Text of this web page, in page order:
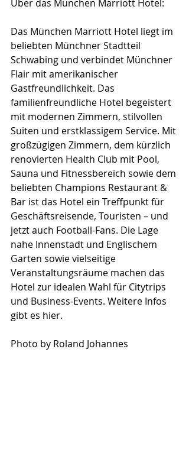
Über das München Marriott Hotel:
Das München Marriott Hotel liegt im
beliebten Münchner Stadtteil
Schwabing und verbindet Münchner
Flair mit amerikanischer
Gastfreundlichkeit. Das
familienfreundliche Hotel begeistert
mit modernen Zimmern, stilvollen
Suiten und erstklassigem Service. Mit
großzügigen Zimmern, dem kürzlich
renovierten Health Club mit Pool,
Sauna und Fitnessbereich sowie dem
beliebten Champions Restaurant &
Bar ist das Hotel ein Treffpunkt für
Geschäftsreisende, Touristen – und
jetzt auch Football-Fans. Die Lage
nahe Innenstadt und Englischem
Garten sowie vielseitige
Veranstaltungsräume machen das
Hotel zur idealen Wahl für Citytrips
und Business-Events. Weitere Infos
gibt es hier.
Photo by Roland Johannes